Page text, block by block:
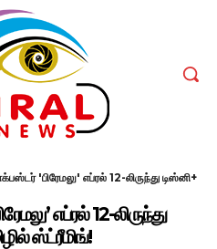
'பிரேமலு' எப்ரல் 12-லிருந்து டிஸ்னி+
எப்ரல் 12-லிருந்து
ஸ்ட்ரீமிங்!